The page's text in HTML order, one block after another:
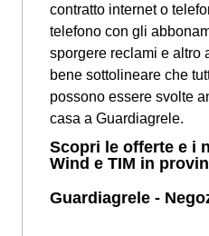
contratto internet o
telefono con gli
sporgere reclami e altro
bene sottolineare che
possono essere svolte
casa a Guardiagrele.
Scopri le offerte e i
Wind e TIM in
Guardiagrele -